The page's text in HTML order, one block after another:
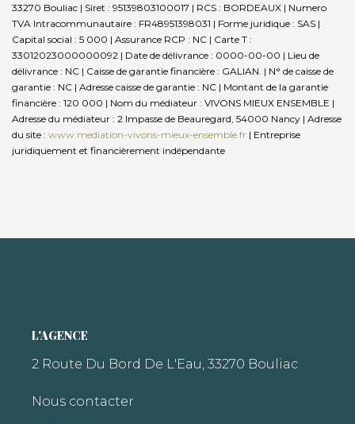
33270 Bouliac | Siret : 95139803100017 | RCS : BORDEAUX | Numero
TVA Intracommunautaire : FR48951398031 | Forme juridique : SAS |
Capital social : 5 000 | Assurance RCP : NC | Carte T :
33012023000000092 | Date de délivrance : 0000-00-00 | Lieu de
délivrance : NC | Caisse de garantie financière : GALIAN. | N° de caisse de
garantie : NC | Adresse caisse de garantie : NC | Montant de la garantie
financière : 120 000 | Nom du médiateur : VIVONS MIEUX ENSEMBLE |
Adresse du médiateur : 2 Impasse de Beauregard, 54000 Nancy | Adresse
du site : www.mediation-vivons-mieux-ensemble.fr | Entreprise
juridiquement et financièrement indépendante
L'AGENCE
2 Route Du Bord De L'Eau, 33270 Bouliac
Nous contacter